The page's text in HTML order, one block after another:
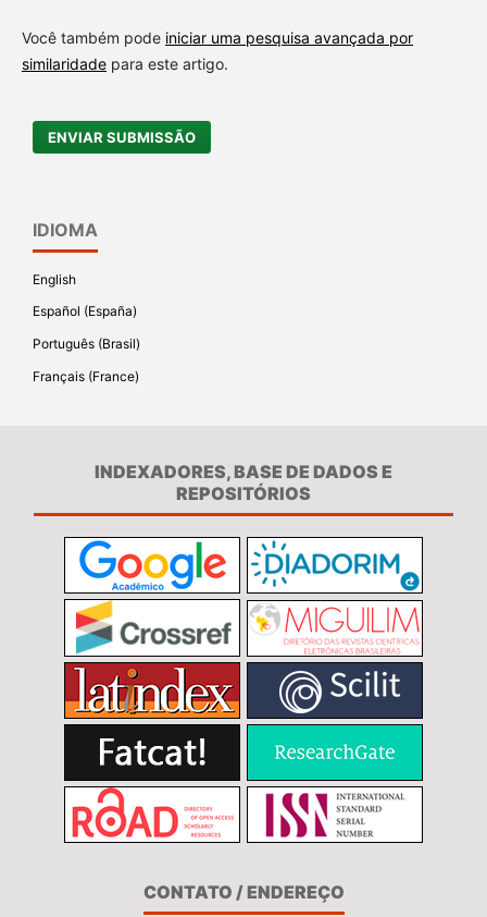
Você também pode iniciar uma pesquisa avançada por
similaridadepara este artigo.
ENVIAR SUBMISSÃO
IDIOMA
English
Español (España)
Português (Brasil)
Français (France)
INDEXADORES, BASE DE DADOS E
REPOSITÓRIOS
CONTATO / ENDEREÇO